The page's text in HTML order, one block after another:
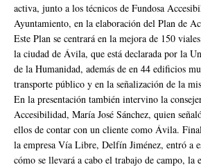
activa, junto a los técnicos de Fundosa
Ayuntamiento, en la elaboración del Plan de
Este Plan se centrará en la mejora de 150
la ciudad de Ávila, que está declarada por la
de la Humanidad, además de en 44 edificios
transporte público y en la señalización de la
En la presentación también intervino la
Accesibilidad, María José Sánchez, quien
ellos de contar con un cliente como Ávila.
la empresa Vía Libre, Delfín Jiménez, entró a
cómo se llevará a cabo el trabajo de campo, la